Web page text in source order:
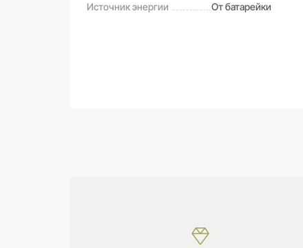
Источник энергии
От батарейки